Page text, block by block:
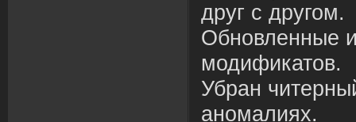
друг с другом.
Обновленные
модификатов.
Убран
аномалиях.